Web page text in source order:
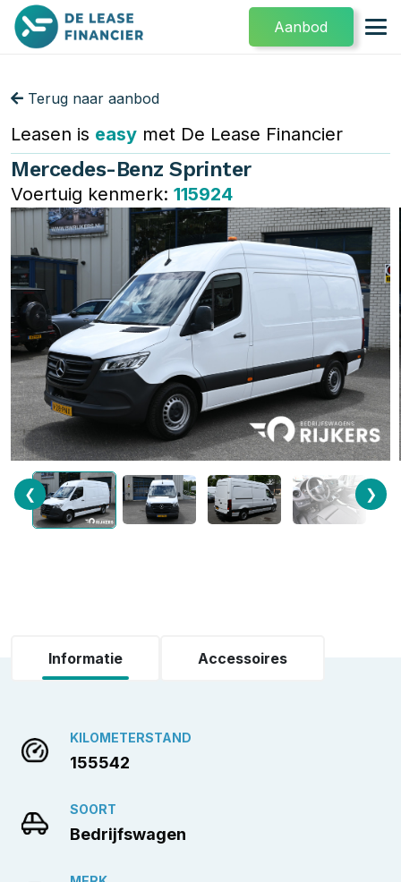
Aanbod
Terug naar aanbod
Leasen is easy met De Lease Financier
Mercedes-Benz Sprinter
Voertuig kenmerk: 115924
❮ ❯
Informatie Accessoires
KILOMETERSTAND
155542
SOORT
Bedrijfswagen